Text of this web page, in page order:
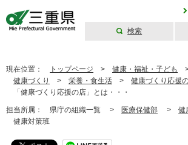
検索
現在位置： トップページ > 健康・福祉・子ども
健康づくり
> 栄養・食生活 > 健康づくり応援
「健康づくり応援の店」とは・・・
担当所属： 県庁の組織一覧 > 医療保健部 > 健
健康対策班